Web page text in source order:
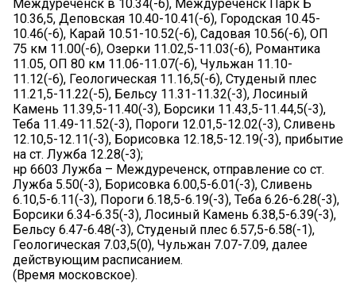
Междуреченск в 10.34(-6), Междуреченск Парк Б
10.36,5, Деповская 10.40-10.41(-6), Городская 10.45-
10.46(-6), Карай 10.51-10.52(-6), Садовая 10.56(-6), ОП
75 км 11.00(-6), Озерки 11.02,5-11.03(-6), Романтика
11.05, ОП 80 км 11.06-11.07(-6), Чульжан 11.10-
11.12(-6), Геологическая 11.16,5(-6), Студеный плес
11.21,5-11.22(-5), Бельсу 11.31-11.32(-3), Лосиный
Камень 11.39,5-11.40(-3), Борсики 11.43,5-11.44,5(-3),
Теба 11.49-11.52(-3), Пороги 12.01,5-12.02(-3), Сливень
12.10,5-12.11(-3), Борисовка 12.18,5-12.19(-3), прибытие
на ст. Лужба 12.28(-3);
нр 6603 Лужба – Междуреченск, отправление со ст.
Лужба 5.50(-3), Борисовка 6.00,5-6.01(-3), Сливень
6.10,5-6.11(-3), Пороги 6.18,5-6.19(-3), Теба 6.26-6.28(-3),
Борсики 6.34-6.35(-3), Лосиный Камень 6.38,5-6.39(-3),
Бельсу 6.47-6.48(-3), Студеный плес 6.57,5-6.58(-1),
Геологическая 7.03,5(0), Чульжан 7.07-7.09, далее
действующим расписанием.
(Время московское).